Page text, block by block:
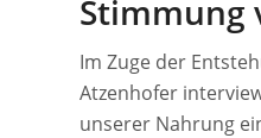
Stimmung
Im Zuge der
Atzenhofer
unserer Nahrung